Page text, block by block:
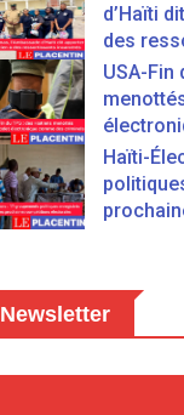
d’Haïti
des
USA-Fin
Haïti-
Newsletter